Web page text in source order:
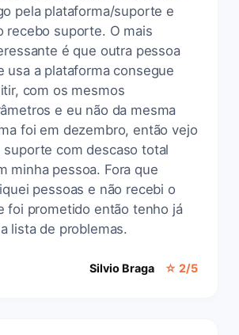
pela plataforma/suporte e
recebo suporte. O mais
é que outra pessoa
usa a plataforma consegue
com os mesmos
e eu não da mesma
foi em dezembro, então vejo
suporte com descaso total
minha pessoa. Fora que
pessoas e não recebi o
foi prometido então tenho já
lista de problemas.
Silvio Braga ☆ 2/5